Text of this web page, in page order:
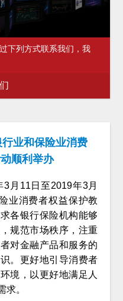
下列方式联系我们，我
业和保险业消费
顺利举办
月11日至2019年3月
业消费者权益保护教
各银行保险机构能够
规范市场秩序，注重
对金融产品和服务的
。更好地引导消费者
境，以更好地满足人
求。